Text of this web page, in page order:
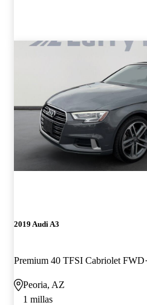
2019 Audi A3
Premium 40 TFSI Cabriolet FWD
Peoria, AZ
1 millas